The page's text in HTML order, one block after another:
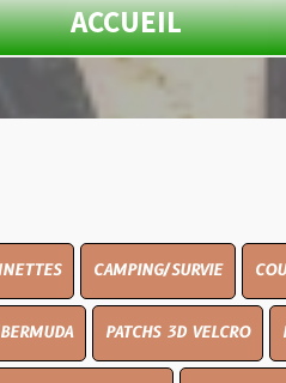
SURVIE COUTELLERIE
PATCHS 3D VELCRO PEINTURE